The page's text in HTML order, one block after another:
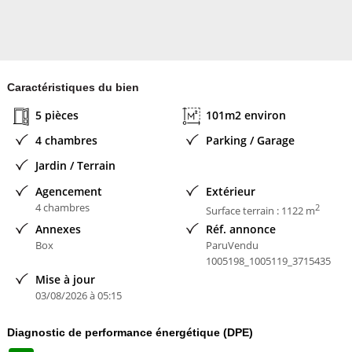
Caractéristiques du bien
5 pièces
101m2 environ
4 chambres
Parking / Garage
Jardin / Terrain
Agencement
4 chambres
Extérieur
Surface terrain : 1122 m2
Annexes
Box
Réf. annonce
ParuVendu
1005198_1005119_3715435
Mise à jour
03/08/2026 à 05:15
Diagnostic de performance énergétique (DPE)